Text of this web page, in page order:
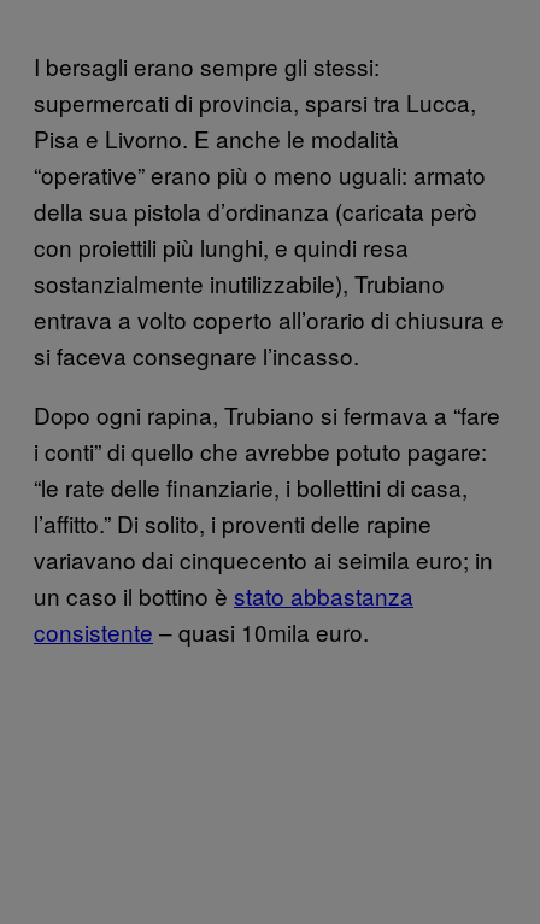
I bersagli erano sempre gli stessi:
supermercati di provincia, sparsi tra Lucca,
Pisa e Livorno. E anche le modalità
“operative” erano più o meno uguali: armato
della sua pistola d’ordinanza (caricata però
con proiettili più lunghi, e quindi resa
sostanzialmente inutilizzabile), Trubiano
entrava a volto coperto all’orario di chiusura e
si faceva consegnare l’incasso.
Dopo ogni rapina, Trubiano si fermava a “fare
i conti” di quello che avrebbe potuto pagare:
“le rate delle finanziarie, i bollettini di casa,
l’affitto.” Di solito, i proventi delle rapine
variavano dai cinquecento ai seimila euro; in
un caso il bottino è stato abbastanza
consistente – quasi 10mila euro.